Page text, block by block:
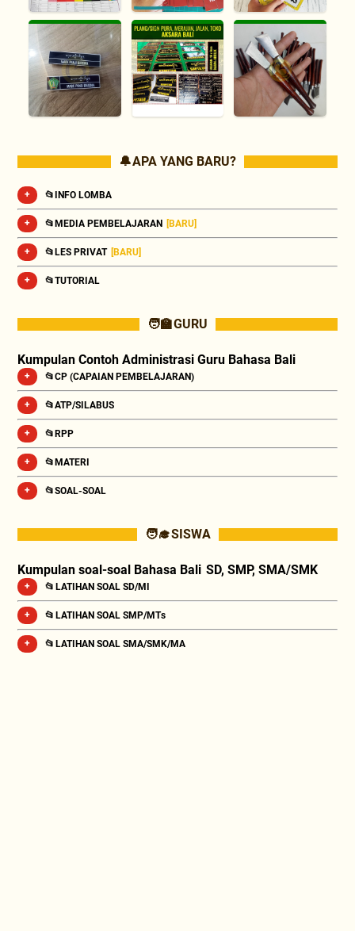
🔔 APA YANG BARU?
📂INFO LOMBA
📂MEDIA PEMBELAJARAN [BARU]
📂LES PRIVAT [BARU]
📂TUTORIAL
🧑‍🏫 GURU
Kumpulan Contoh Administrasi Guru Bahasa Bali
📂CP (CAPAIAN PEMBELAJARAN)
📂ATP/SILABUS
📂RPP
📂MATERI
📂SOAL-SOAL
🧑‍🎓 SISWA
Kumpulan soal-soal Bahasa Bali SD, SMP, SMA/SMK
📂 LATIHAN SOAL SD/MI
📂 LATIHAN SOAL SMP/MTs
📂 LATIHAN SOAL SMA/SMK/MA